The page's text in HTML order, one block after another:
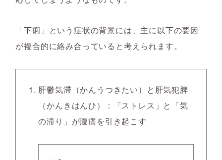
「下痢」という症状の背景には、主に以下の要因
が複合的に絡み合っていると考えられます。
肝鬱気滞（かんうつきたい）と肝気犯脾
（かんきはんひ）：「ストレス」と「気
の滞り」が腹痛を引き起こす